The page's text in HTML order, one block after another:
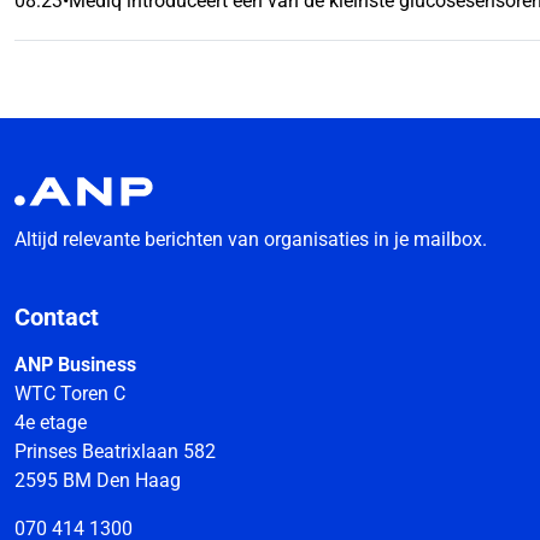
Altijd relevante berichten van organisaties in je mailbox.
Contact
ANP Business
WTC Toren C
4e etage
Prinses Beatrixlaan 582
2595 BM Den Haag
070 414 1300